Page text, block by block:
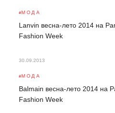
МОДА
Lanvin весна-лето 2014 на
Fashion Week
30.09.2013
МОДА
Balmain весна-лето 2014 на
Fashion Week